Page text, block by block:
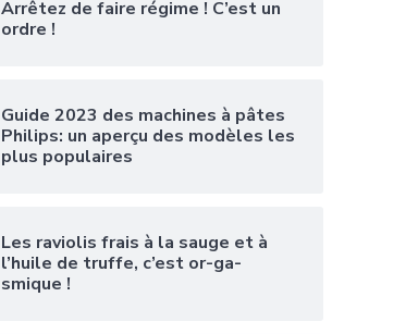
Arrêtez de faire régime ! C’est un
ordre !
Guide 2023 des machines à pâtes
Philips: un aperçu des modèles les
plus populaires
Les raviolis frais à la sauge et à
l’huile de truffe, c’est or-ga-
smique !